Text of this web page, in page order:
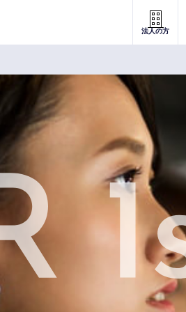
法人の方